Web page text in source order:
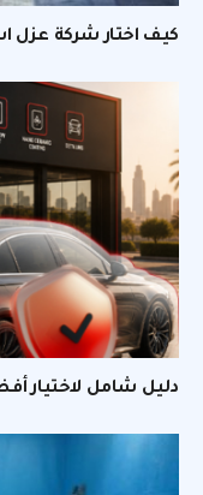
كيف اختار شركة عزل
دليل شامل لاختيار